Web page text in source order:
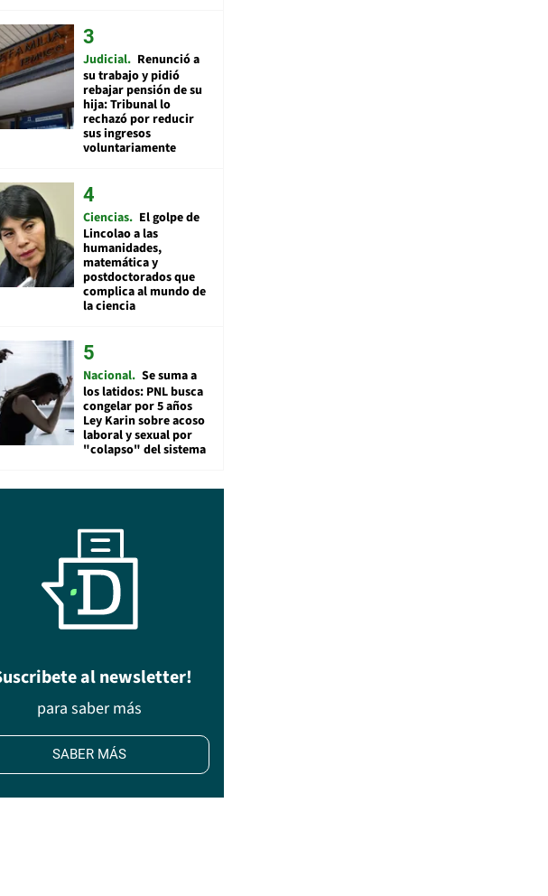
Judicial Renunció a
su trabajo y pidió
rebajar pensión de su
hija: Tribunal lo
rechazó por reducir
sus ingresos
voluntariamente
Ciencias El golpe de
Lincolao a las
humanidades,
matemática y
postdoctorados que
complica al mundo de
la ciencia
Nacional Se suma a
los latidos: PNL busca
congelar por 5 años
Ley Karin sobre acoso
laboral y sexual por
"colapso" del sistema
al newsletter!
para saber más
SABER MÁS